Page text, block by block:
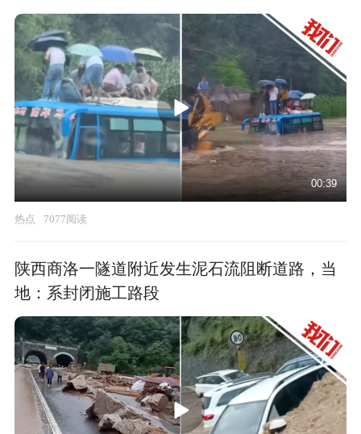
00:39
热点 7077阅读
陕西商洛一隧道附近发生泥石流阻断道路，当
地：系封闭施工路段